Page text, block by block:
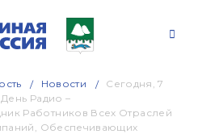
Новости
Сегодня, 7
Радио –
Работников Всех Отраслей
Обеспечивающих